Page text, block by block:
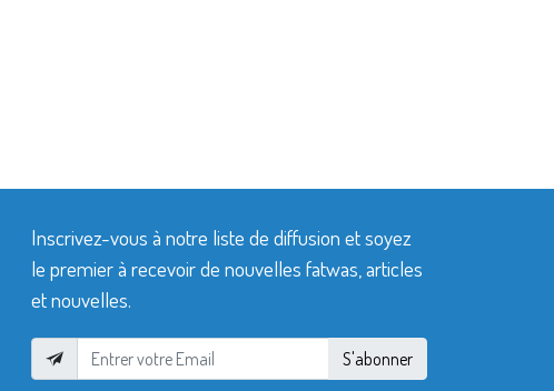
Inscrivez-vous à notre liste de diffusion et soyez
le premier à recevoir de nouvelles fatwas, articles
et nouvelles.
S'abonner